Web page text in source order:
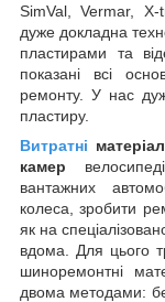
SimVal, Vermar,
дуже докладна
пластирами та
показані всі
ремонту. У нас
пластиру.
Витратні
камер
вантажних
колеса, зробити
як на
вдома. Для цього
шиноремонтні
двома методами: